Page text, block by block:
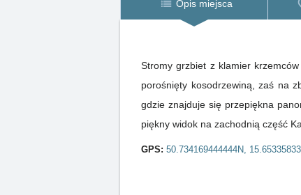
Opis miejsca
Stromy grzbiet z klamier
porośnięty kosodrzewiną, zaś na zboczach zaroślami świerku i kosodrzewiny. Dla turystów są Kozie grzbiety
gdzie znajduje się przepiękna
piękny widok na zachodnią część
GPS: 50.734169444444N,